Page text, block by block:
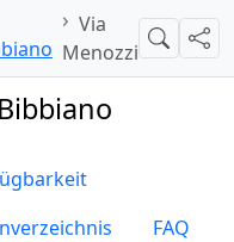
Via
Menozzi
Suche
FAQ